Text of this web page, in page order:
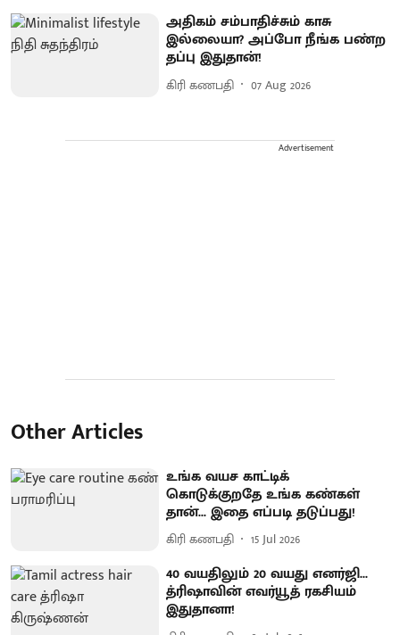
அதிகம் சம்பாதிச்சும் காசு
இல்லையா? அப்போ நீங்க பண்ற
தப்பு இதுதான்!
கிரி கணபதி 07 Aug 2026
Advertisement
Other Articles
உங்க வயச காட்டிக்
கொடுக்குறதே உங்க கண்கள்
தான்... இதை எப்படி தடுப்பது!
கிரி கணபதி 15 Jul 2026
40 வயதிலும் 20 வயது எனர்ஜி...
த்ரிஷாவின் எவர்யூத் ரகசியம்
இதுதானா!